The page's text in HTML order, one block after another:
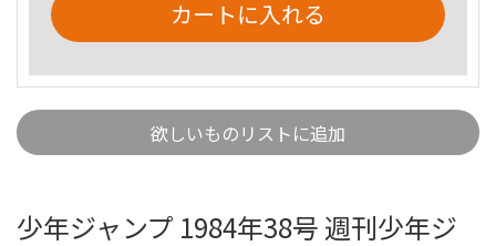
カートに入れる
欲しいものリストに追加
少年ジャンプ 1984年38号 週刊少年ジ